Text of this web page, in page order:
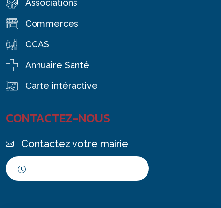
Associations
Commerces
CCAS
Annuaire Santé
Carte intéractive
CONTACTEZ-NOUS
Contactez votre mairie